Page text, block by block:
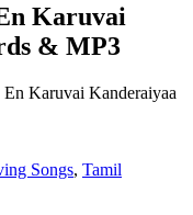
Karuvai
& MP3
Karuvai Kanderaiyaa
Songs, Tamil